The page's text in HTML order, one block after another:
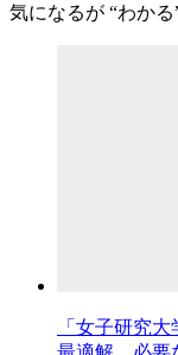
気になるが “わかる
「女子研究